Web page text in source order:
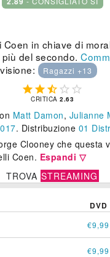
in chiave di
del secondo.
Ragazzi +13
    
CRITICA2.63
Matt Damon, Julianne
. Distribuzione 01
Clooney che questa
Coen. Espandi ▽
TROVA STREAMING
DVD
€9,99
€9,99